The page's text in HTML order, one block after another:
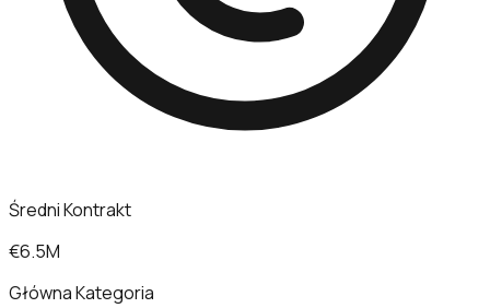
Średni Kontrakt
€6.5M
Główna Kategoria